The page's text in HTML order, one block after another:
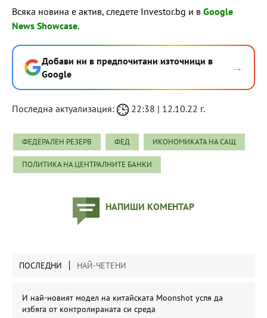
Всяка новина е актив, следете Investor.bg и в Google
News Showcase.
Добави ни в предпочитани източници в
Google
→
Последна актуализация: 22:38 | 12.10.22 г.
ФЕДЕРАЛЕН РЕЗЕРВ ФЕД ИКОНОМИКАТА НА САЩ
ПОЛИТИКА НА ЦЕНТРАЛНИТЕ БАНКИ
НАПИШИ КОМЕНТАР
ПОСЛЕДНИ НАЙ-ЧЕТЕНИ
И най-новият модел на китайската Moonshot успя да
избяга от контролираната си среда